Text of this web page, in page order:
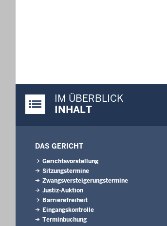
Justiz-Portal im Überblick:
IM ÜBERBLICK
INHALT
DAS GERICHT
Gerichtsvorstellung
Sitzungstermine
Zwangsversteigerungs­termine
Justiz-Auktion
Barrierefreiheit
Eingangskontrolle
Terminbuchung